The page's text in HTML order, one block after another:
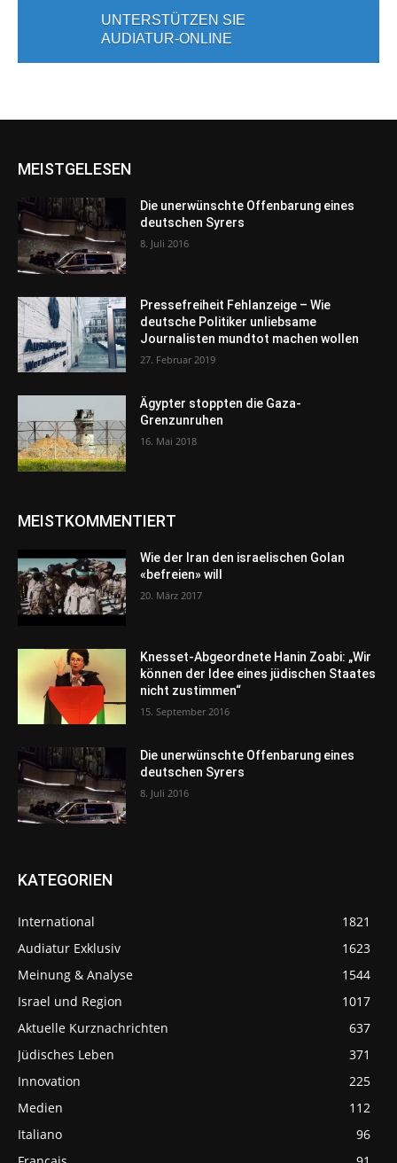
UNTERSTÜTZEN SIE
AUDIATUR-ONLINE
MEISTGELESEN
Die unerwünschte Offenbarung eines
deutschen Syrers
8. Juli 2016
Pressefreiheit Fehlanzeige – Wie
deutsche Politiker unliebsame
Journalisten mundtot machen wollen
27. Februar 2019
Ägypter stoppten die Gaza-
Grenzunruhen
16. Mai 2018
MEISTKOMMENTIERT
Wie der Iran den israelischen Golan
«befreien» will
20. März 2017
Knesset-Abgeordnete Hanin Zoabi: „Wir
können der Idee eines jüdischen Staates
nicht zustimmen“
15. September 2016
Die unerwünschte Offenbarung eines
deutschen Syrers
8. Juli 2016
KATEGORIEN
International
1821
Audiatur Exklusiv
1623
Meinung & Analyse
1544
Israel und Region
1017
Aktuelle Kurznachrichten
637
Jüdisches Leben
371
Innovation
225
Medien
112
Italiano
96